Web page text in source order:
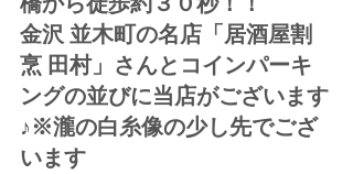
金沢 並木町の名店「居酒屋割
烹 田村」さんとコインパーキ
ングの並びに当店がございます
♪※瀧の白糸像の少し先でござ
います